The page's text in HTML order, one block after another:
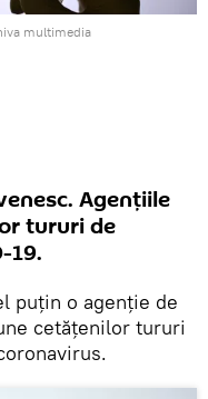
multimedia
Agențiile
tururi de
19.
puțin o agenție de
cetățenilor tururi